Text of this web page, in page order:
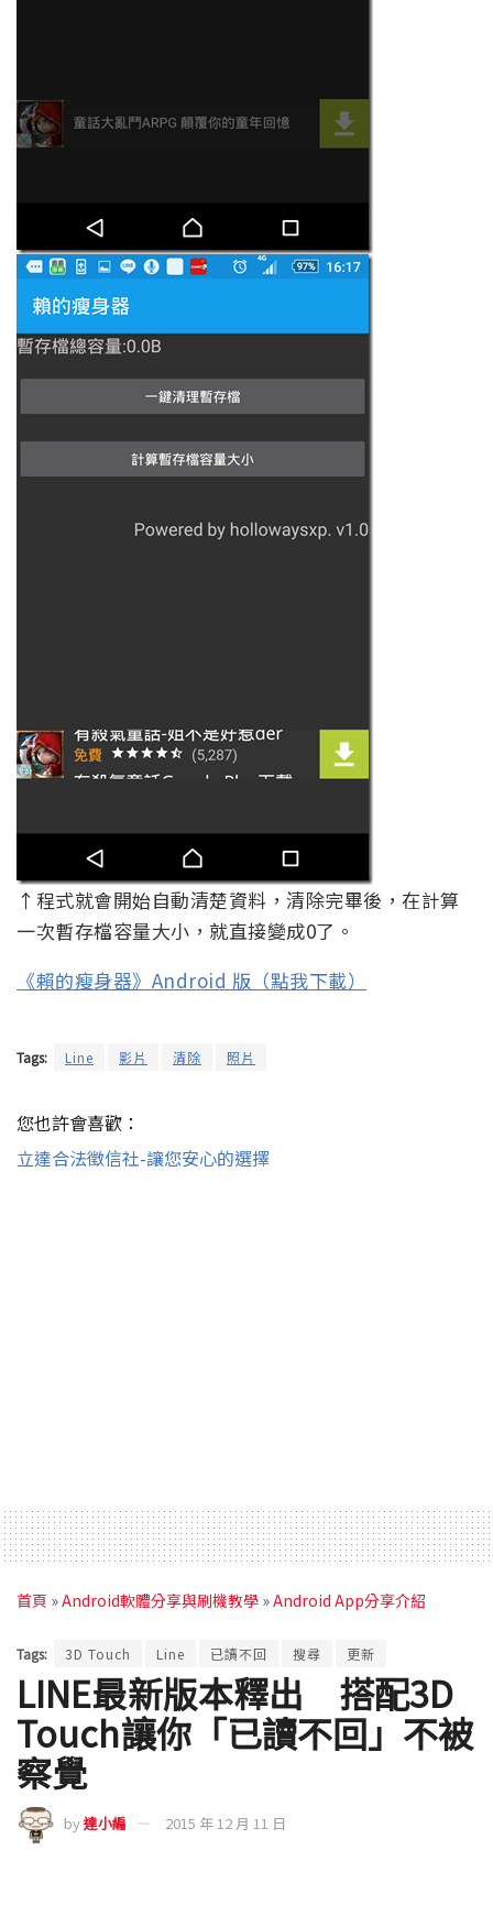
↑程式就會開始自動清楚資料，清除完畢後，在計算
一次暫存檔容量大小，就直接變成0了。
《賴的瘦身器》Android 版（點我下載）
Tags: Line 影片 清除 照片
您也許會喜歡：
立達合法徵信社-讓您安心的選擇
首頁 »Android軟體分享與刷機教學 »Android App分享介紹
Tags: 3D Touch Line 已讀不回 搜尋 更新
LINE最新版本釋出 搭配3D
Touch讓你「已讀不回」不被
察覺
by達小編 2015 年 12 月 11 日